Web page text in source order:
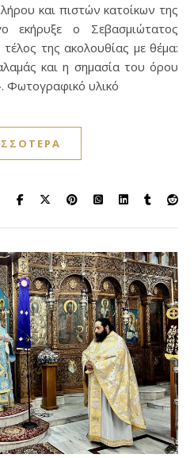
και πιστών κατοίκων της
εκήρυξε ο Σεβασμιώτατος
της ακολουθίας με θέμα:
και η σημασία του όρου
Φωτογραφικό υλικό